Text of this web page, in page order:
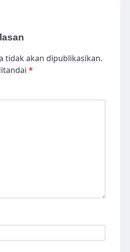
tidak akan dipublikasikan.
*